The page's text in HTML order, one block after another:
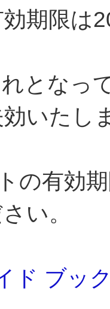
期限は
となっ
いたし
の有効
い。
ド ブッ